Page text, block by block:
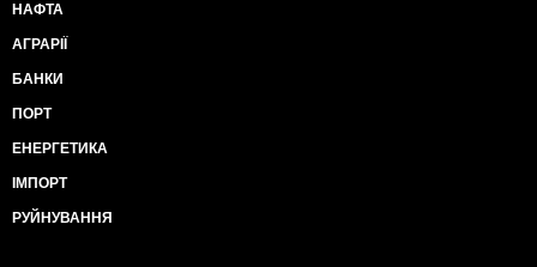
НАФТА
АГРАРІЇ
БАНКИ
ПОРТ
ЕНЕРГЕТИКА
ІМПОРТ
РУЙНУВАННЯ